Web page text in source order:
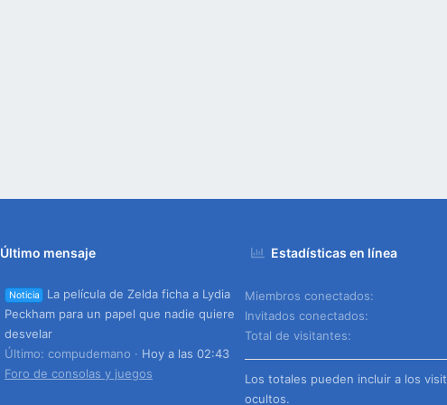
Último mensaje
Noticia
La película de Zelda ficha a Lydia
Peckham para un papel que nadie quiere
desvelar
Último: compudemano
Hoy a las 02:43
Foro de consolas y juegos
Estadísticas en línea
Miembros conectados
Invitados conectados
Total de visitantes
Los totales pueden incluir a los
ocultos.